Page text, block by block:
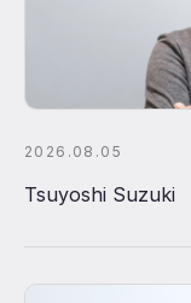
2026.08.05
Tsuyoshi Suzuki